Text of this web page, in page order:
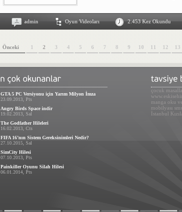
admin Oyun Videoları 2.453 Kez Okundu
Önceki 1 2 3 4 5 6 7 8 9 10 11 12 13
GTA 5 PC Versiyonu için Yarım Milyon İmza
23.09.2013, Pts
Angry Birds Space indir
19.02.2013, Sal
The Godfather Hileleri
16.02.2013, Cts
FIFA 16’nın Sistem Gereksinimleri Nedir?
27.10.2015, Sal
SimCity Hilesi
07.10.2013, Pts
Painkiller Oyunu Silah Hilesi
06.01.2014, Pts
çocuk
manga oku
mobilyası
İstanbul